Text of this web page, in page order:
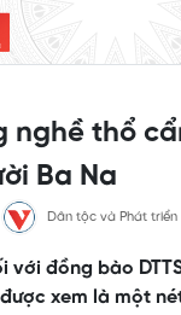
nghề thổ
Ba Na
Dân tộc và Phát triển
với đồng bào
xem là một